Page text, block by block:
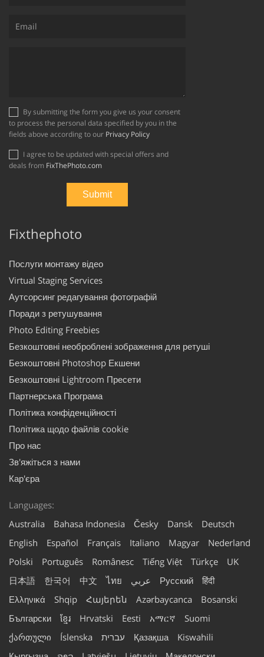
to process the personal data specified by you in the
fields above according to our Privacy Policy
deals from FixThePhoto.com
Fixthephoto
Послуги монтажу відео
Virtual Staging Services
Аутсорсинг редагування фотографій
Поради з ретушування
Photo Editing Freebies
Безкоштовні необроблені зображення для ретуші
Безкоштовні Photoshop Екшени
Безкоштовні Lightroom Пресети
Партнерська Програма
Політика конфіденційності
Політика щодо файлів cookie
Про нас
Зв'яжіться з нами
Кар'єра
Languages:
Australia
Bahasa Indonesia Česky Dansk
Deutsch
English
Español Français Italiano Magyar
Nederland
Polski
Português Românesc Tiếng Việt Türkçe
UK
日本語
한국어 中文 ไทย عربي Русский
हिंदी
Ελληνικά
Shqip Հայերեն Azərbaycanca
Bosanski
Български
ខ្មែរ Hrvatski Eesti አማርኛ
Suomi
ქართული
Íslenska עברית Қазақша
Kiswahili